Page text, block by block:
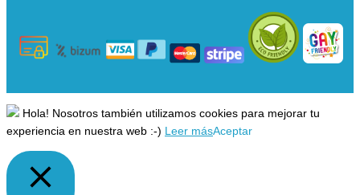
Hola! Nosotros también utilizamos cookies para mejorar tu
experiencia en nuestra web :-) Leer másAceptar